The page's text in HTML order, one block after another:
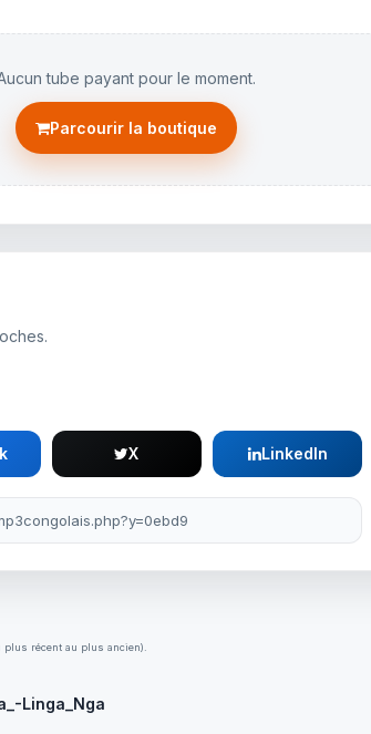
tube payant pour le moment.
Parcourir la boutique
X LinkedIn
récent au plus ancien).
Linga_Nga